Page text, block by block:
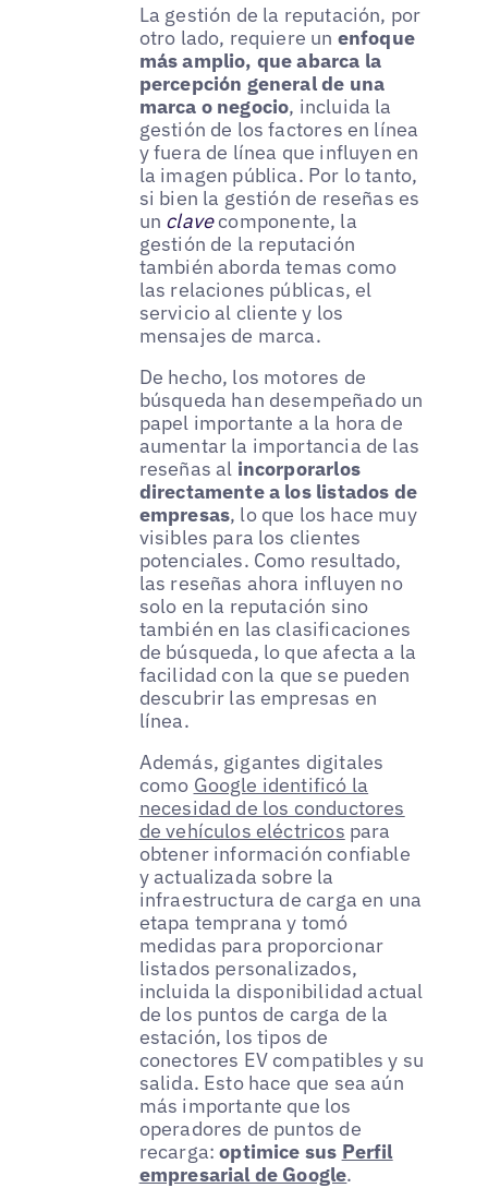
La gestión de la reputación, por
otro lado, requiere un enfoque
más amplio, que abarca la
percepción general de una
marca o negocio, incluida la
gestión de los factores en línea
y fuera de línea que influyen en
la imagen pública. Por lo tanto,
si bien la gestión de reseñas es
un clavecomponente, la
gestión de la reputación
también aborda temas como
las relaciones públicas, el
servicio al cliente y los
mensajes de marca.
De hecho, los motores de
búsqueda han desempeñado un
papel importante a la hora de
aumentar la importancia de las
reseñas al incorporarlos
directamente a los listados de
empresas, lo que los hace muy
visibles para los clientes
potenciales. Como resultado,
las reseñas ahora influyen no
solo en la reputación sino
también en las clasificaciones
de búsqueda, lo que afecta a la
facilidad con la que se pueden
descubrir las empresas en
línea.
Además, gigantes digitales
como Google identificó la
necesidad de los conductores
de vehículos eléctricos para
obtener información confiable
y actualizada sobre la
infraestructura de carga en una
etapa temprana y tomó
medidas para proporcionar
listados personalizados,
incluida la disponibilidad actual
de los puntos de carga de la
estación, los tipos de
conectores EV compatibles y su
salida. Esto hace que sea aún
más importante que los
operadores de puntos de
recarga:optimice sus Perfil
empresarial de Google.